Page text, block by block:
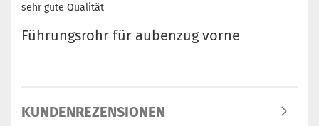
sehr gute Qualität
Führungsrohr für aubenzug vorne
KUNDENREZENSIONEN